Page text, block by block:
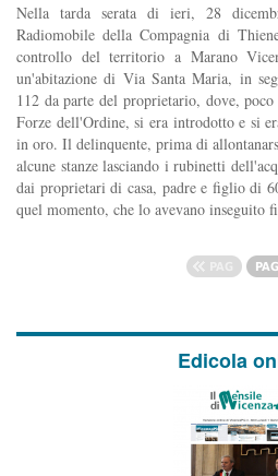
Nella tarda serata di ieri, 28
Radiomobile della Compagnia di
controllo del territorio a Marano
un'abitazione di Via Santa Maria, in
112 da parte del proprietario, dove,
Forze dell'Ordine, si era introdotto e si
in oro. Il delinquente, prima di
alcune stanze lasciando i rubinetti
dai proprietari di casa, padre e figlio di
quel momento, che lo avevano inseguito
Edicola